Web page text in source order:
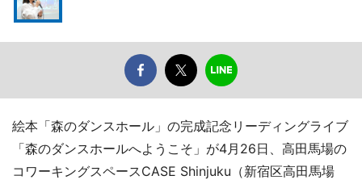
絵本「森のダンスホール」の完成記念リーディングライブ
「森のダンスホールへようこそ」が4月26日、高田馬場の
コワーキングスペースCASE Shinjuku（新宿区高田馬場